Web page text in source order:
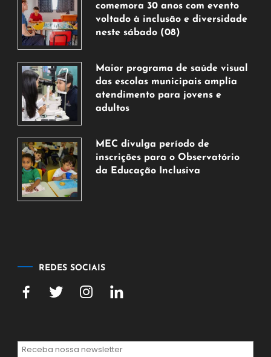
comemora 30 anos com evento
voltado à inclusão e diversidade
neste sábado (08)
de
agosto
de
2026
Maior programa de saúde visual
das escolas municipais amplia
atendimento para jovens e
adultos
de
agosto
de
MEC divulga período de
inscrições para o Observatório
da Educação Inclusiva
REDES SOCIAIS